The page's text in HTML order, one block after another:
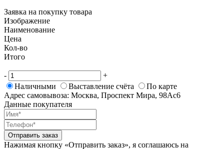
Заявка на покупку товара
Изображение
Наименование
Цена
Кол-во
Итого
-
+
Наличными
Выставление счёта
По карте
Адрес самовывоза: Москва, Проспект Мира, 98Ас6
Данные покупателя
Отправить заказ
Нажимая кнопку «Отправить заказ», я соглашаюсь на